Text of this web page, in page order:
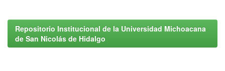
Repositorio Institucional de la Universidad Michoacana
de San Nicolás de Hidalgo